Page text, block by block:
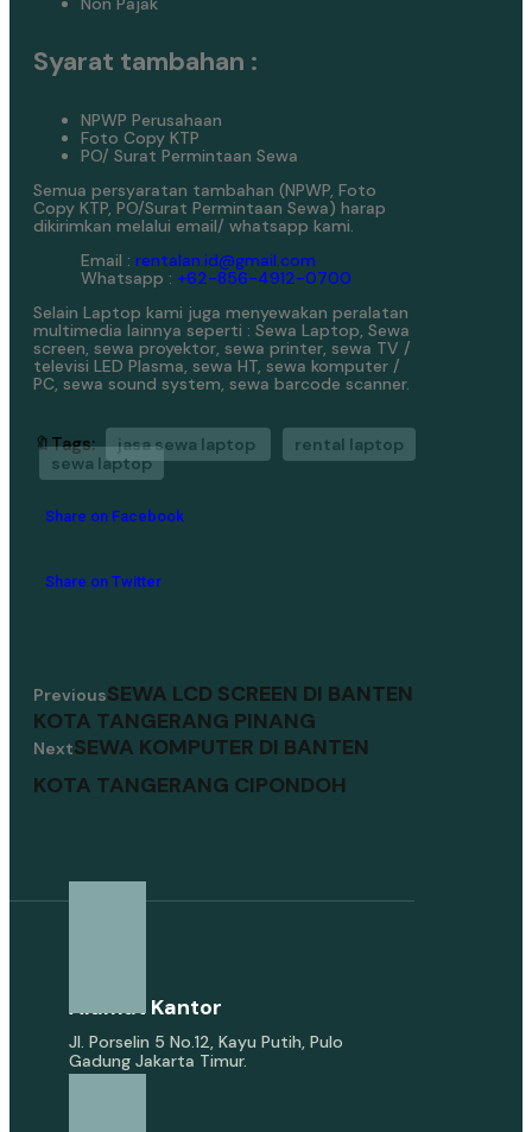
Syarat tambahan :
NPWP Perusahaan
Foto Copy KTP
PO/ Surat Permintaan Sewa
Semua persyaratan tambahan (NPWP, Foto
Copy KTP, PO/Surat Permintaan Sewa) harap
dikirimkan melalui email/ whatsapp kami.
Email : rentalan.id@gmail.com
Whatsapp : +62-856-4912-0700
Selain Laptop kami juga menyewakan peralatan
multimedia lainnya seperti : Sewa Laptop, Sewa
screen, sewa proyektor, sewa printer, sewa TV /
televisi LED Plasma, sewa HT, sewa komputer /
PC, sewa sound system, sewa barcode scanner.
🔖Tags: jasa sewa laptop
rental laptop
sewa laptop
Share on Facebook
Share on Twitter
PreviousSEWA LCD SCREEN DI BANTEN
KOTA TANGERANG PINANG
NextSEWA KOMPUTER DI BANTEN
KOTA TANGERANG CIPONDOH
Alamat Kantor
Jl. Porselin 5 No.12, Kayu Putih, Pulo
Gadung Jakarta Timur.